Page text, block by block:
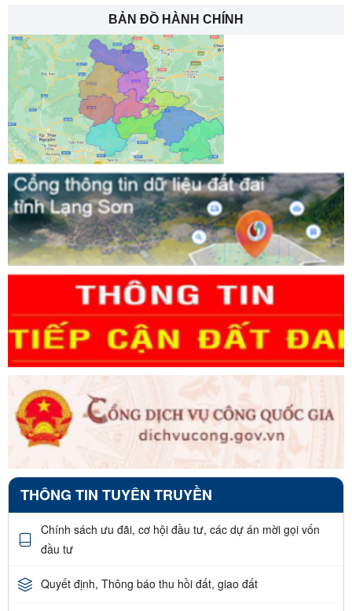
BẢN ĐỒ HÀNH CHÍNH
THÔNG TIN TUYÊN TRUYỀN
Chính sách ưu đãi, cơ hội đầu tư, các dự án mời gọi vốn
đầu tư
Quyết định, Thông báo thu hồi đất, giao đất